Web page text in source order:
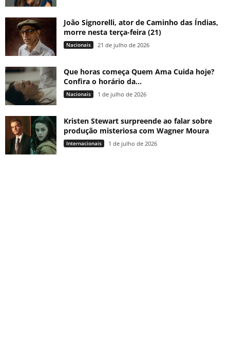
João Signorelli, ator de Caminho das Índias,
morre nesta terça-feira (21)
Nacionais 21 de julho de 2026
Que horas começa Quem Ama Cuida hoje?
Confira o horário da...
Nacionais 1 de julho de 2026
Kristen Stewart surpreende ao falar sobre
produção misteriosa com Wagner Moura
Internacionais 1 de julho de 2026